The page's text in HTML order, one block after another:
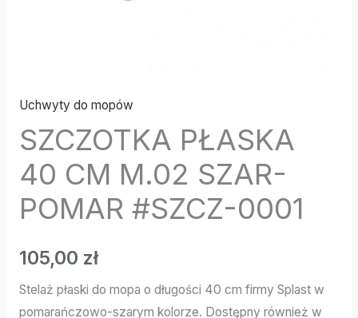
Uchwyty do mopów
SZCZOTKA PŁASKA
40 CM M.02 SZAR-
POMAR #SZCZ-0001
105,00 zł
Stelaż płaski do mopa o długości 40 cm firmy Splast w
pomarańczowo-szarym kolorze. Dostępny również w